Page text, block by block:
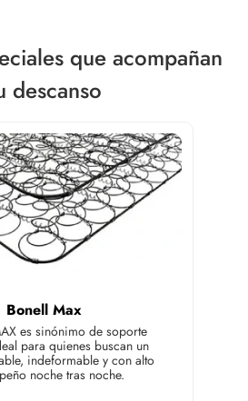
que acompañan
descanso
Bonell Max
es sinónimo de soporte
para quienes buscan un
indeformable y con alto
noche tras noche.